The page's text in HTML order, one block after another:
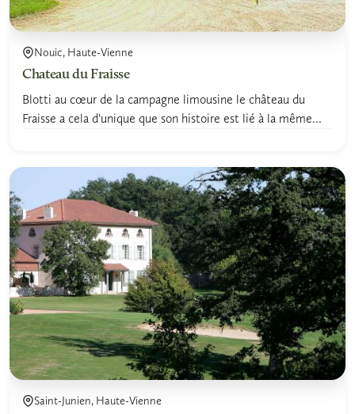
Nouic, Haute-Vienne
Chateau du Fraisse
Blotti au cœur de la campagne limousine le château du
Fraisse a cela d'unique que son histoire est lié à la même...
Saint-Junien, Haute-Vienne